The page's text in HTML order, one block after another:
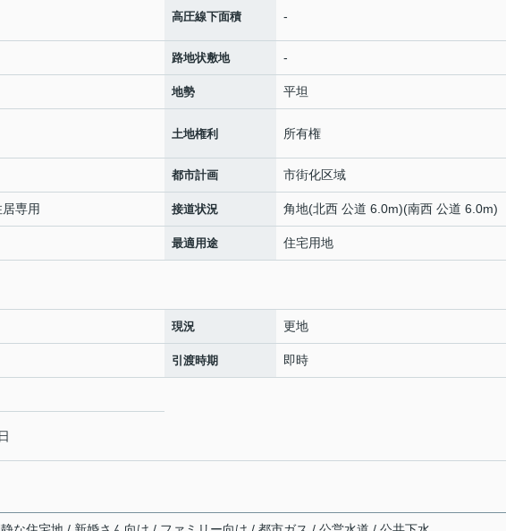
高圧線下面積 -
路地状敷地 -
地勢 平坦
土地権利 所有権
都市計画 市街化区域
専用 接道状況 角地(北西 公道 6.0m)(南西 公道 6.0m)
最適用途 住宅用地
現況 更地
引渡時期 即時